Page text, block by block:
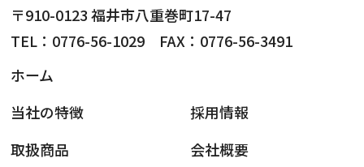
〒910-0123 福井市八重巻町17-47
TEL：0776-56-1029 FAX：0776-56-3491
ホーム
当社の特徴
取扱商品
採用情報
会社概要